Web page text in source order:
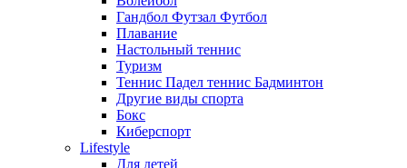
Гандбол Футзал Футбол
Плавание
Настольный теннис
Туризм
Теннис Падел теннис Бадминтон
Другие виды спорта
Бокс
Киберспорт
Lifestyle
Для детей